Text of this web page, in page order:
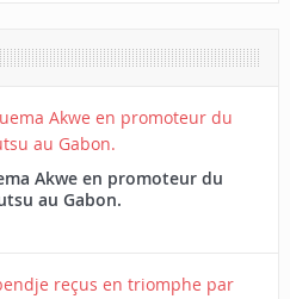
Akwe en promoteur du
au Gabon.